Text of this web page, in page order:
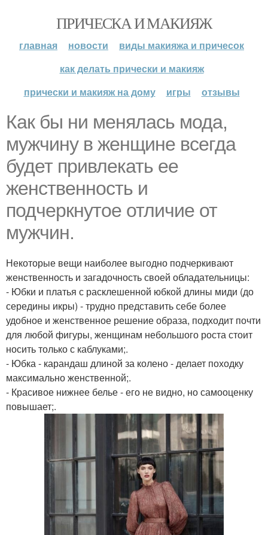
ПРИЧЕСКА И МАКИЯЖ
главная новости
виды макияжа и причесок
как делать прически и макияж
прически и макияж на дому
игры отзывы
Как бы ни менялась мода,
мужчину в женщине всегда
будет привлекать ее
женственность и
подчеркнутое отличие от
мужчин.
Некоторые вещи наиболее выгодно подчеркивают
женственность и загадочность своей обладательницы:
- Юбки и платья с расклешенной юбкой длины миди (до
середины икры) - трудно представить себе более
удобное и женственное решение образа, подходит почти
для любой фигуры, женщинам небольшого роста стоит
носить только с каблуками;.
- Юбка - карандаш длиной за колено - делает походку
максимально женственной;.
- Красивое нижнее белье - его не видно, но самооценку
повышает;.